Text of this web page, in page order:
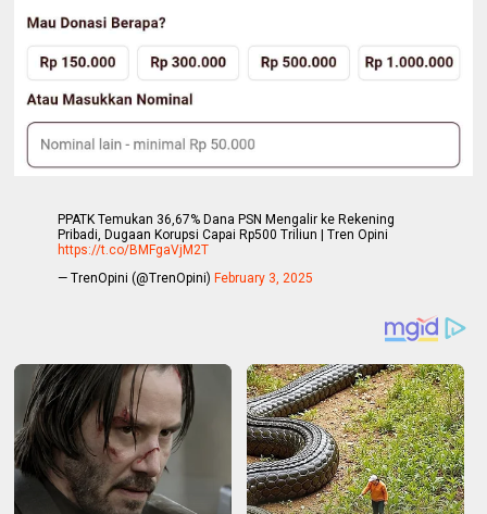
PPATK Temukan 36,67% Dana PSN Mengalir ke Rekening
Pribadi, Dugaan Korupsi Capai Rp500 Triliun | Tren Opini
https://t.co/BMFgaVjM2T
— TrenOpini (@TrenOpini) February 3, 2025